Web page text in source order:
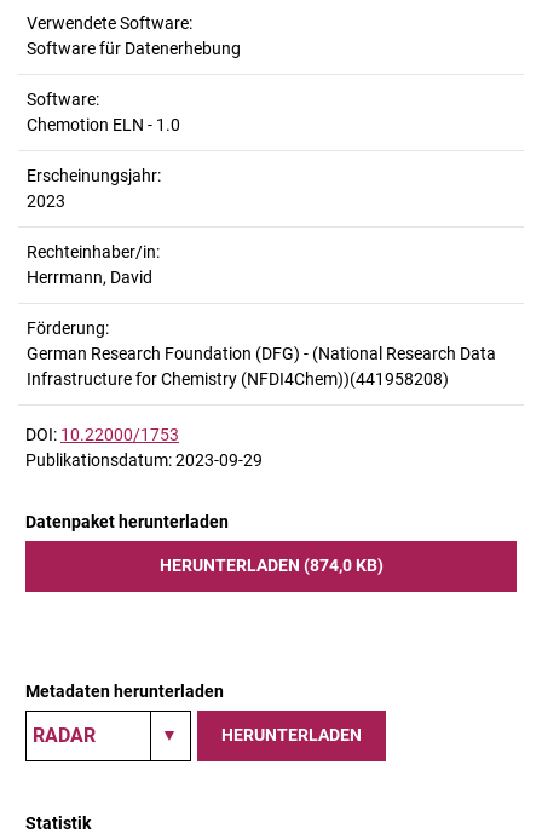
Verwendete Software:
Software für Datenerhebung
Software:
Chemotion ELN - 1.0
Erscheinungsjahr:
2023
Rechteinhaber/in:
Herrmann, David
Förderung:
German Research Foundation (DFG) - (National Research Data
Infrastructure for Chemistry (NFDI4Chem))(441958208)
DOI: 10.22000/1753
Publikationsdatum: 2023-09-29
Datenpaket herunterladen
HERUNTERLADEN (874,0 KB)
Metadaten herunterladen
HERUNTERLADEN
Statistik